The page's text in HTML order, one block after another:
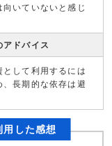
いていないと感じ
ドバイス
して利用するには
長期的な依存は避
した感想